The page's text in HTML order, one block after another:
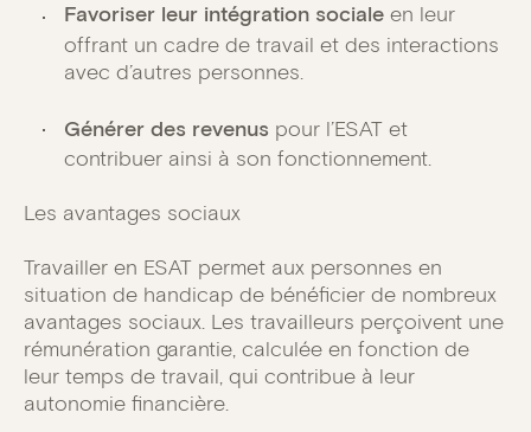
Favoriser leur intégration sociale en leur
offrant un cadre de travail et des interactions
avec d’autres personnes.
Générer des revenus pour l’ESAT et
contribuer ainsi à son fonctionnement.
Les avantages sociaux
Travailler en ESAT permet aux personnes en
situation de handicap de bénéficier de nombreux
avantages sociaux. Les travailleurs perçoivent une
rémunération garantie, calculée en fonction de
leur temps de travail, qui contribue à leur
autonomie financière.